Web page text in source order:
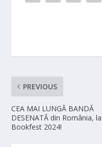
PREVIOUS
CEA MAI LUNGĂ BANDĂ
DESENATĂ din România, la
Bookfest 2024!